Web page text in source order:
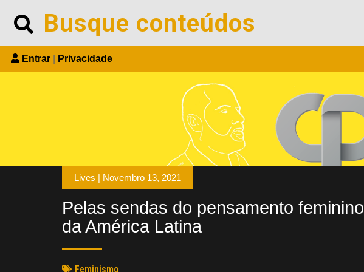
Entrar Privacidade
Lives | Novembro 13, 2021
Pelas sendas do pensamento feminino
da América Latina
Feminismo